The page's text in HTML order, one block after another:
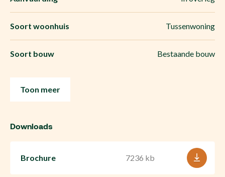
Soort woonhuis Tussenwoning
Soort bouw Bestaande bouw
Toon meer
Downloads
Brochure 7236 kb